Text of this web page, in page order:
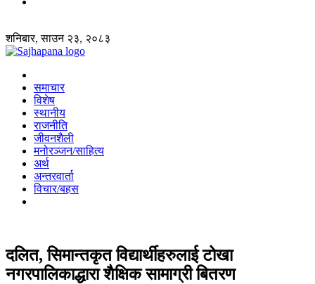
शनिबार, साउन २३, २०८३
समाचार
विशेष
स्थानीय
राजनीति
जीवनशैली
मनोरञ्जन/साहित्य
अर्थ
अन्तरवार्ता
विचार/बहस
दलित, सिमान्तकृत विद्यार्थीहरुलाई टोखा
नगरपालिकाद्धारा शैक्षिक सामाग्री बितरण